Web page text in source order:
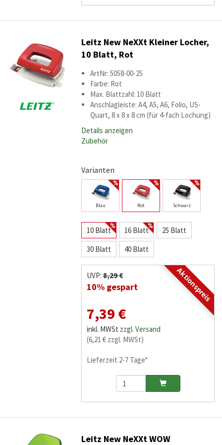
Leitz New NeXXt Kleiner Locher,
10 Blatt, Rot
ArtNr: 5058-00-25
Farbe: Rot
Max. Blattzahl: 10 Blatt
Anschlagleiste: A4, A5, A6, Folio, US-
Quart, 8 x 8 x 8 cm (für 4-fach Lochung)
Details anzeigen
Zubehör
Varianten
Blau Rot Schwarz
10 Blatt 16 Blatt
25 Blatt
30 Blatt
40 Blatt
Aktionspreis
UVP:8,29 €
10% gespart
7,39 €
inkl. MWSt zzgl. Versand
(6,21 € zzgl. MWSt)
Lieferzeit 2-7 Tage*
Leitz New NeXXt WOW